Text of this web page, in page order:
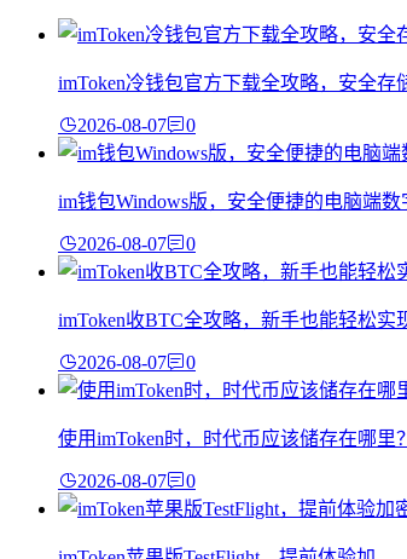
imToken冷钱包官方下载全攻略，安全存
2026-08-07 0
im钱包Windows版，安全便捷的电脑端数
2026-08-07 0
imToken收BTC全攻略，新手也能轻松实
2026-08-07 0
使用imToken时，时代币应该储存在哪里
2026-08-07 0